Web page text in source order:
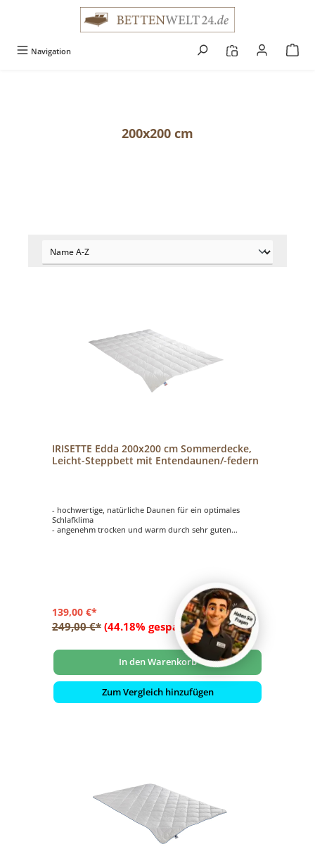
Navigation
200x200 cm
IRISETTE Edda 200x200 cm Sommerdecke,
Leicht-Steppbett mit Entendaunen/-federn
- hochwertige, natürliche Daunen für ein optimales
Schlafklima
- angenehm trocken und warm durch sehr guten
139,00 €*
249,00 €* (44.18% gespart)
In den Warenkorb
Zum Vergleich hinzufügen